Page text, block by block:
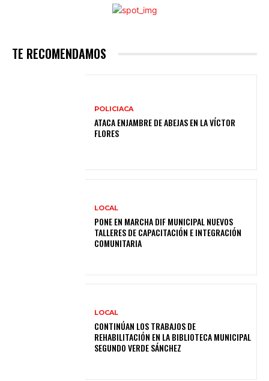
TE RECOMENDAMOS
POLICIACA
ATACA ENJAMBRE DE ABEJAS EN LA VÍCTOR
FLORES
LOCAL
PONE EN MARCHA DIF MUNICIPAL NUEVOS
TALLERES DE CAPACITACIÓN E INTEGRACIÓN
COMUNITARIA
LOCAL
CONTINÚAN LOS TRABAJOS DE
REHABILITACIÓN EN LA BIBLIOTECA MUNICIPAL
SEGUNDO VERDE SÁNCHEZ